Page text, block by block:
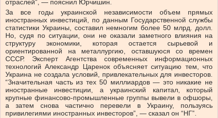
отраслей”, — пояснил Юрчишин.
За все годы украинской независимости объем прямых
иностранных инвестиций, по данным Государственной службы
статистики Украины, составил немногим более 50 млрд. долл.
Но, судя по ситуации, они не оказали заметного влияния на
структуру экономики, которая остается сырьевой и
ориентированной на металлургию, оставшуюся со времен
СССР. Эксперт Агентства современных информационных
технологий Александр Царенок объясняет ситуацию тем, что
Украина не создала условий, привлекательных для инвесторов.
“Значительная часть из тех 50 миллиардов — это никакие не
иностранные инвестиции, а украинский капитал, который
крупные финансово-промышленные группы вывели в офшоры,
а затем снова частично перевели в Украину, пользуясь
привилегиями иностранных инвесторов”, — сказал он “НГ”.